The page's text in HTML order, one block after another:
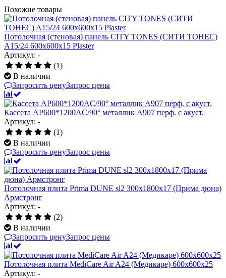
Похожие товары
Потолочная (стеновая) панель CITY TONES (CИТИ ТОНЕС)
A15/24 600x600x15 Plaster
Артикул: -
(1)
В наличии
Запросить ценуЗапрос цены
Кассета AP600*1200AC/90° металлик А907 перф. с акуст.
Артикул: -
(1)
В наличии
Запросить ценуЗапрос цены
Потолочная плита Prima DUNE sl2 300x1800x17 (Прима дюна)
Армстронг
Артикул: -
(2)
В наличии
Запросить ценуЗапрос цены
Потолочная плита MediCare Air A24 (Медикаре) 600x600x25
Артикул: -